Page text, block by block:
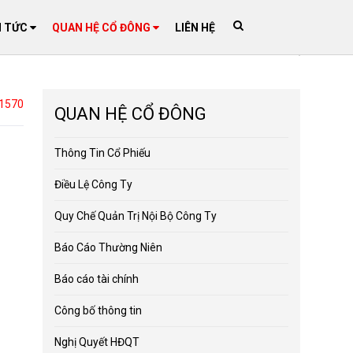
TỨC QUAN HỆ CỔ ĐÔNG LIÊN HỆ
1570 QUAN HỆ CỔ ĐÔNG
Thông Tin Cổ Phiếu
Điều Lệ Công Ty
Quy Chế Quản Trị Nội Bộ Công Ty
Báo Cáo Thường Niên
Báo cáo tài chính
Công bố thông tin
Nghị Quyết HĐQT